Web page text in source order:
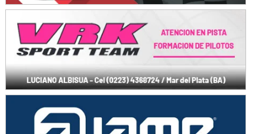
Ciudad de Trenque Lauquen (Asfalto)
Trenque Lauquen (Buenos Aires)
ENTRERRIANO - F6 (POSTERGADA)
Parque de la Velocidad (Asfalto)
Villaguay (Entre Ríos)
El Cerro (Tierra)
Victoria (Entre Ríos)